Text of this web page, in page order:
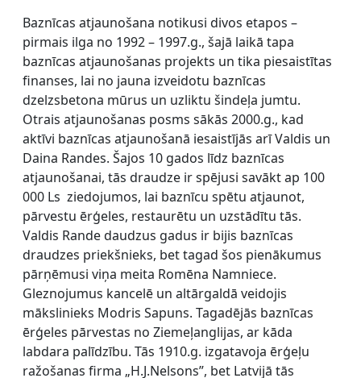
Baznīcas atjaunošana notikusi divos etapos –
pirmais ilga no 1992 – 1997.g., šajā laikā tapa
baznīcas atjaunošanas projekts un tika piesaistītas
finanses, lai no jauna izveidotu baznīcas
dzelzsbetona mūrus un uzliktu šindeļa jumtu.
Otrais atjaunošanas posms sākās 2000.g., kad
aktīvi baznīcas atjaunošanā iesaistījās arī Valdis un
Daina Randes. Šajos 10 gados līdz baznīcas
atjaunošanai, tās draudze ir spējusi savākt ap 100
000 Ls ziedojumos, lai baznīcu spētu atjaunot,
pārvestu ērģeles, restaurētu un uzstādītu tās.
Valdis Rande daudzus gadus ir bijis baznīcas
draudzes priekšnieks, bet tagad šos pienākumus
pārņēmusi viņa meita Romēna Namniece.
Gleznojumus kancelē un altārgaldā veidojis
mākslinieks Modris Sapuns. Tagadējās baznīcas
ērģeles pārvestas no Ziemeļanglijas, ar kāda
labdara palīdzību. Tās 1910.g. izgatavoja ērģeļu
ražošanas firma „H.J.Nelsons”, bet Latvijā tās